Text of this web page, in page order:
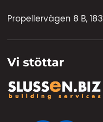
Propellervägen 8 B,
Vi stöttar